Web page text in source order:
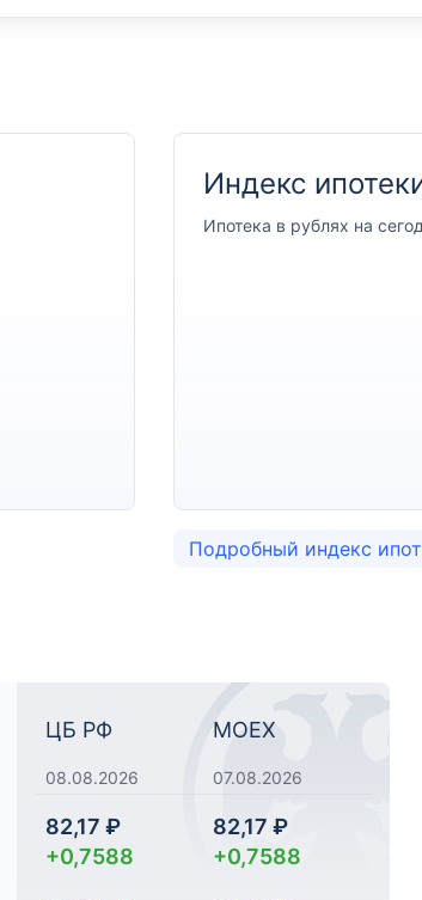
Индекс
Ипотека в рублях на
Подробный индекс
ЦБ РФ
08.08.2026
82,17 ₽
+0,7588
MOEX
07.08.2026
82,17 ₽
+0,7588